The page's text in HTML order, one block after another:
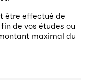
être effectué de
de vos études ou
maximal du